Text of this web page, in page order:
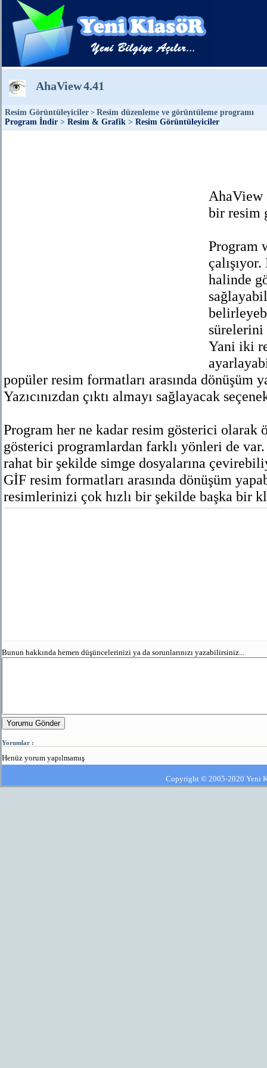
AhaView4.41
Resim Görüntüleyiciler > Resim düzenleme ve görüntüleme programı
Program İndir > Resim & Grafik > Resim Görüntüleyiciler
AhaView
bir resim
Program
halinde
Yani iki
popüler resim formatları arasında dönüşüm
Yazıcınızdan çıktı almayı sağlayacak
Program her ne kadar resim gösterici olarak
gösterici programlardan farklı yönleri de var.
rahat bir şekilde simge dosyalarına
GİF resim formatları arasında dönüşüm
resimlerinizi çok hızlı bir şekilde başka bir
Bunun hakkında hemen düşüncelerinizi ya da sorunlarınızı yazabilirsiniz...
Yorumu Gönder
Yorumlar :
Henüz yorum yapılmamış
Copyright © 2005-2020 Yeni